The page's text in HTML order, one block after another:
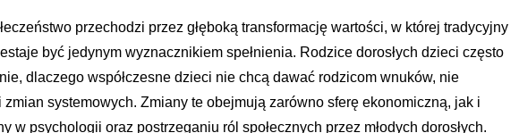
przechodzi przez głęboką transformację wartości, w której tradycyjny
być jedynym wyznacznikiem spełnienia. Rodzice dorosłych dzieci często
dlaczego współczesne dzieci nie chcą dawać rodzicom wnuków, nie
systemowych. Zmiany te obejmują zarówno sferę ekonomiczną, jak i
w psychologii oraz postrzeganiu ról społecznych przez młodych dorosłych.